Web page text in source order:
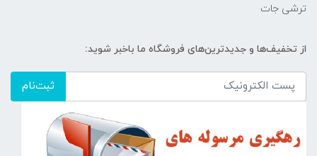
ترشی جات
از تخفیف‌ها و جدیدترین‌های فروشگاه ما باخبر شوید:
ثبت‌نام